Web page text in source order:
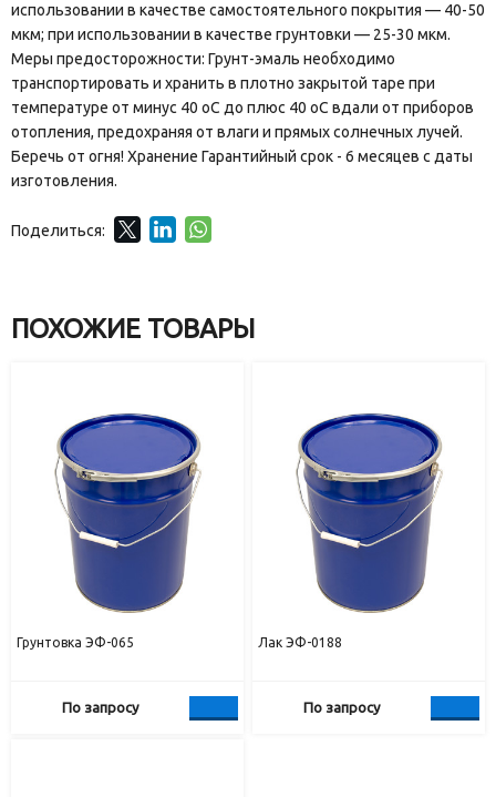
использовании в качестве самостоятельного покрытия — 40-50
мкм; при использовании в качестве грунтовки — 25-30 мкм.
Меры предосторожности: Грунт-эмаль необходимо
транспортировать и хранить в плотно закрытой таре при
температуре от минус 40 оС до плюс 40 оС вдали от приборов
отопления, предохраняя от влаги и прямых солнечных лучей.
Беречь от огня! Хранение Гарантийный срок - 6 месяцев с даты
изготовления.
Поделиться:
ПОХОЖИЕ ТОВАРЫ
Грунтовка ЭФ-065
По запросу
Лак ЭФ-0188
По запросу